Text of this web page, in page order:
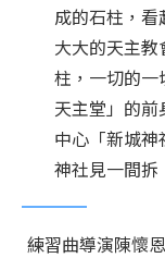
成的石柱，
大大的天主
柱，一切的
天主堂」的
中心「新城神
神社見一間拆
練習曲導演陳懷